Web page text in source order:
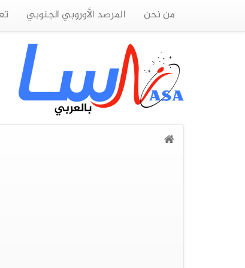
من نحن المرصد الأوروبي الجنوبي